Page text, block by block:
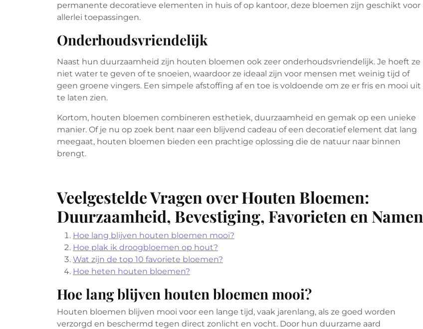
permanente decoratieve elementen in huis of op kantoor, deze bloemen zijn geschikt voor
allerlei toepassingen.
Onderhoudsvriendelijk
Naast hun duurzaamheid zijn houten bloemen ook zeer onderhoudsvriendelijk. Je hoeft ze
niet water te geven of te snoeien, waardoor ze ideaal zijn voor mensen met weinig tijd of
geen groene vingers. Een simpele afstoffing af en toe is voldoende om ze er fris en mooi uit
te laten zien.
Kortom, houten bloemen combineren esthetiek, duurzaamheid en gemak op een unieke
manier. Of je nu op zoek bent naar een blijvend cadeau of een decoratief element dat lang
meegaat, houten bloemen bieden een prachtige oplossing die de natuur naar binnen
brengt.
Veelgestelde Vragen over Houten Bloemen:
Duurzaamheid, Bevestiging, Favorieten en Namen
Hoe lang blijven houten bloemen mooi?
Hoe plak ik droogbloemen op hout?
Wat zijn de top 10 favoriete bloemen?
Hoe heten houten bloemen?
Hoe lang blijven houten bloemen mooi?
Houten bloemen blijven mooi voor een lange tijd, vaak jarenlang, als ze goed worden
verzorgd en beschermd tegen direct zonlicht en vocht. Door hun duurzame aard